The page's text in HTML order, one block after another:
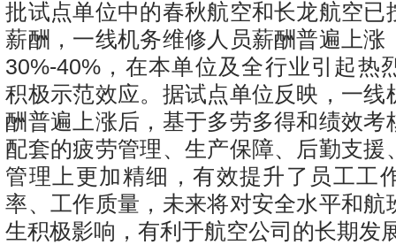
批试点单位中的春秋航空和长龙航空已
薪酬，一线机务维修人员薪酬普遍上涨
30%-40%，在本单位及全行业引起热
积极示范效应。据试点单位反映，一线
酬普遍上涨后，基于多劳多得和绩效考
配套的疲劳管理、生产保障、后勤支援
管理上更加精细，有效提升了员工工
率、工作质量，未来将对安全水平和航
生积极影响，有利于航空公司的长期发